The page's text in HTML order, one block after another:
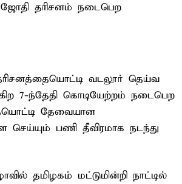
தரிசனம் நடைபெற
வடலூர் தெய்வ
7-ந்தேதி கொடியேற்றம் நடைபெற
தேவையான
செய்யும் பணி தீவிரமாக நடந்து
தமிழகம் மட்டுமின்றி நாட்டில்